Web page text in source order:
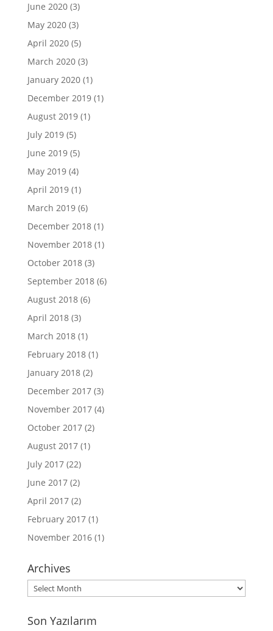
June 2020(3)
May 2020(3)
April 2020(5)
March 2020(3)
January 2020(1)
December 2019(1)
August 2019(1)
July 2019(5)
June 2019(5)
May 2019(4)
April 2019(1)
March 2019(6)
December 2018(1)
November 2018(1)
October 2018(3)
September 2018(6)
August 2018(6)
April 2018(3)
March 2018(1)
February 2018(1)
January 2018(2)
December 2017(3)
November 2017(4)
October 2017(2)
August 2017(1)
July 2017(22)
June 2017(2)
April 2017(2)
February 2017(1)
November 2016(1)
Archives
Archives
Son Yazılarım